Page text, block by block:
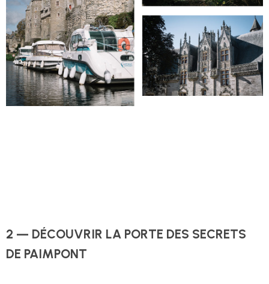
2 — DÉCOUVRIR LA PORTE DES SECRETS
DE PAIMPONT